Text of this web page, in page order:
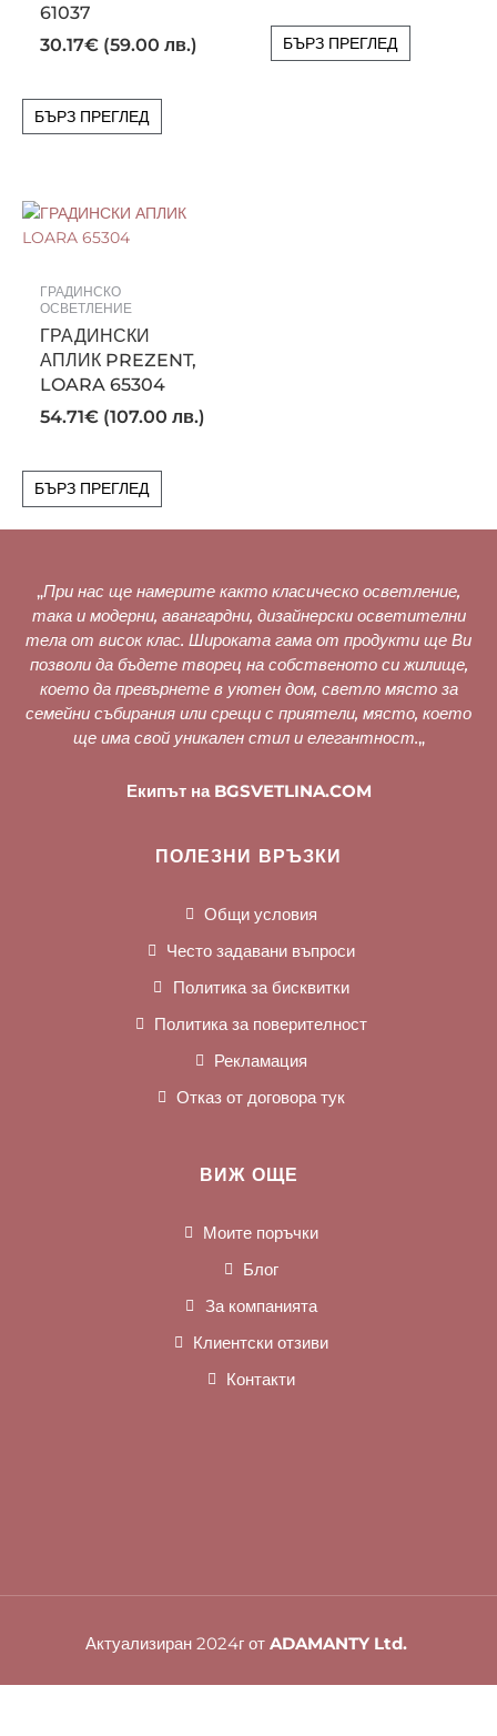
61037
30.17€ (59.00 лв.)
БЪРЗ ПРЕГЛЕД
БЪРЗ ПРЕГЛЕД
ГРАДИНСКО
ОСВЕТЛЕНИЕ
ГРАДИНСКИ
АПЛИК PREZENT,
LOARA 65304
54.71€ (107.00 лв.)
БЪРЗ ПРЕГЛЕД
„При нас ще намерите както класическо осветление,
така и модерни, авангардни, дизайнерски осветителни
тела от висок клас. Широката гама от продукти ще Ви
позволи да бъдете творец на собственото си жилище,
което да превърнете в уютен дом, светло място за
семейни събирания или срещи с приятели, място, което
ще има свой уникален стил и елегантност.„
Екипът на BGSVETLINA.COM
ПОЛЕЗНИ ВРЪЗКИ
Общи условия
Често задавани въпроси
Политика за бисквитки
Политика за поверителност
Рекламация
Отказ от договора тук
ВИЖ ОЩЕ
Моите поръчки
Блог
За компанията
Клиентски отзиви
Контакти
Актуализиран 2024г от ADAMANTY Ltd.